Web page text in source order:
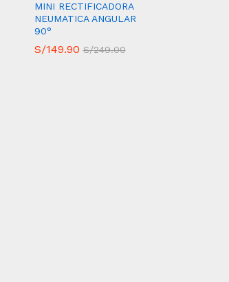
MINI RECTIFICADORA
NEUMATICA ANGULAR
90°
S/149.90 S/249.00
S/149.90 S/249.00